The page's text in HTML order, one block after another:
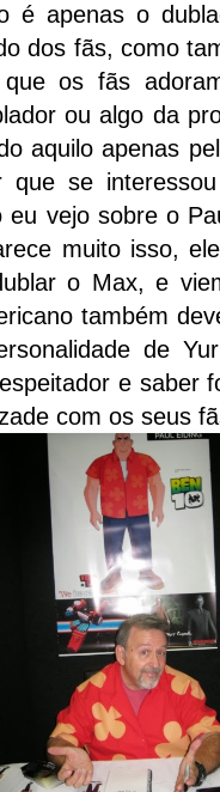
é apenas o
dos fãs, como
que os fãs
ou algo da
aquilo apenas
que se
eu vejo sobre o
muito isso,
o Max, e
também
de
e saber
com os seus